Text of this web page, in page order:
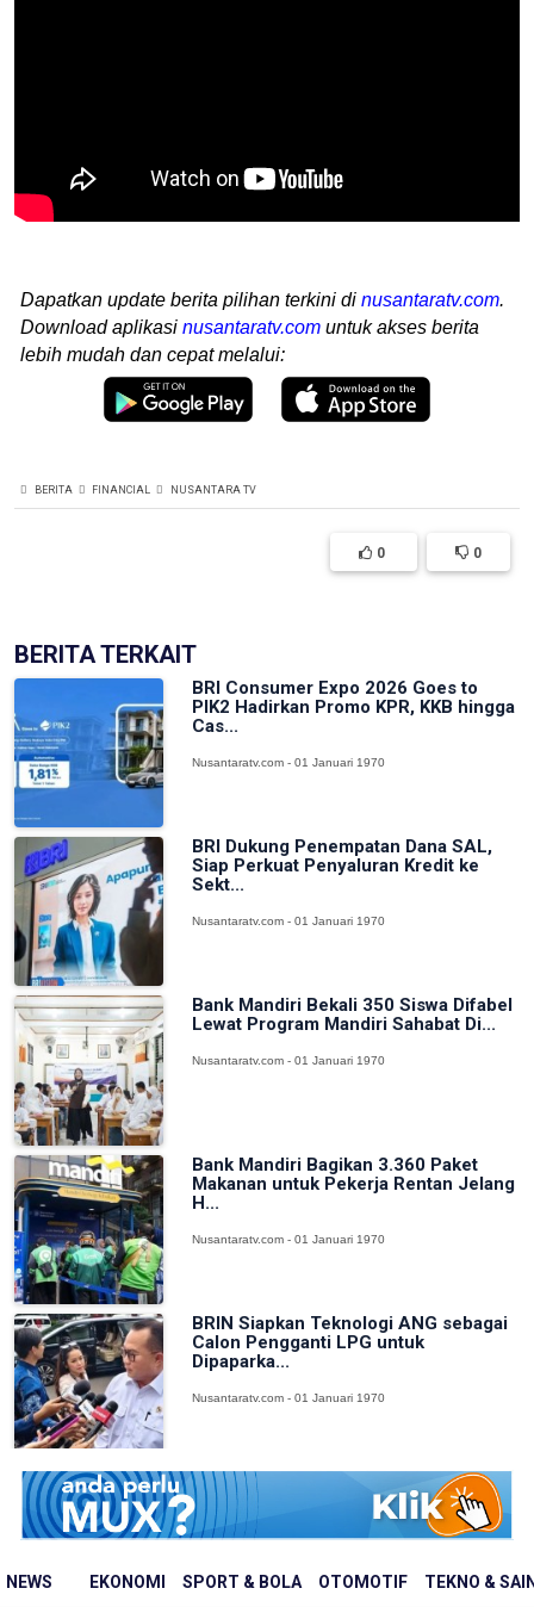
NEWS EKONOMI SPORT & BOLA OTOMOTIF TEKNO &
Dapatkan update berita pilihan terkini di nusantaratv.com.
Download aplikasi nusantaratv.com untuk akses berita
lebih mudah dan cepat melalui:
BERITA FINANCIAL NUSANTARA TV
0 0
BERITA TERKAIT
BRI Consumer Expo 2026 Goes to
PIK2 Hadirkan Promo KPR, KKB hingga
Cas...
Nusantaratv.com - 01 Januari 1970
BRI Dukung Penempatan Dana SAL,
Siap Perkuat Penyaluran Kredit ke
Sekt...
Nusantaratv.com - 01 Januari 1970
Bank Mandiri Bekali 350 Siswa Difabel
Lewat Program Mandiri Sahabat Di...
Nusantaratv.com - 01 Januari 1970
Bank Mandiri Bagikan 3.360 Paket
Makanan untuk Pekerja Rentan Jelang
H...
Nusantaratv.com - 01 Januari 1970
BRIN Siapkan Teknologi ANG sebagai
Calon Pengganti LPG untuk
Dipaparka...
Nusantaratv.com - 01 Januari 1970